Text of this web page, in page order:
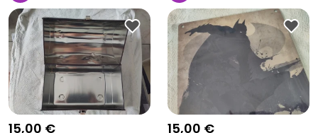
15,00 € 15,00 €